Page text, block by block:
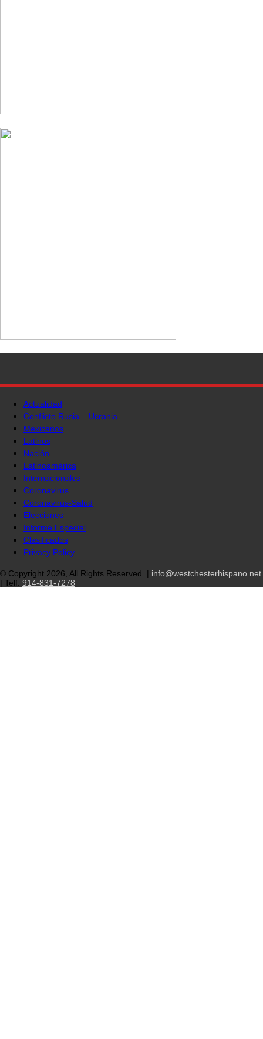
Actualidad
Conflicto Rusia – Ucrania
Mexicanos
Latinos
Nación
Latinoamérica
Internacionales
Coronavirus
Coronavirus-Salud
Elecciones
Informe Especial
Clasificados
Privacy Policy
© Copyright 2026, All Rights Reserved. | info@westchesterhispano.net
| Telf. 914-831-7278